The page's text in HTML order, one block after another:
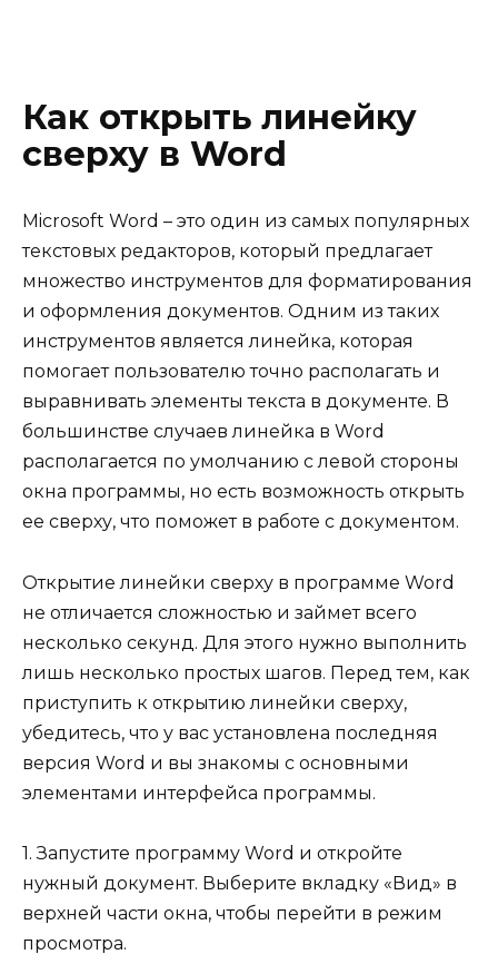
Как открыть линейку
сверху в Word
Microsoft Word – это один из самых популярных
текстовых редакторов, который предлагает
множество инструментов для форматирования
и оформления документов. Одним из таких
инструментов является линейка, которая
помогает пользователю точно располагать и
выравнивать элементы текста в документе. В
большинстве случаев линейка в Word
располагается по умолчанию с левой стороны
окна программы, но есть возможность открыть
ее сверху, что поможет в работе с документом.
Открытие линейки сверху в программе Word
не отличается сложностью и займет всего
несколько секунд. Для этого нужно выполнить
лишь несколько простых шагов. Перед тем, как
приступить к открытию линейки сверху,
убедитесь, что у вас установлена последняя
версия Word и вы знакомы с основными
элементами интерфейса программы.
1. Запустите программу Word и откройте
нужный документ. Выберите вкладку «Вид» в
верхней части окна, чтобы перейти в режим
просмотра.